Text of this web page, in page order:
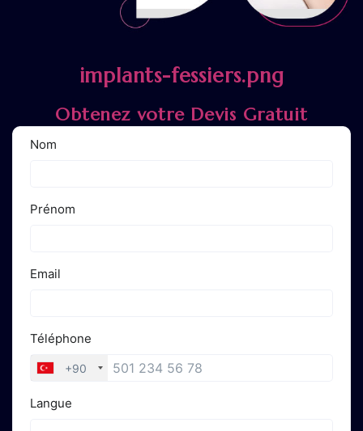
implants-fessiers.png
Obtenez votre Devis Gratuit